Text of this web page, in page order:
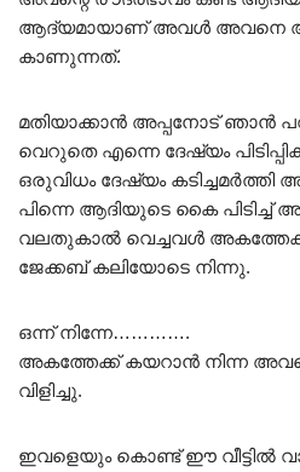
ആദ്യമായാണ് അവൾ അവനെ
കാണുന്നത്.
മതിയാക്കാൻ അപ്പനോട് ഞാൻ
വെറുതെ എന്നെ ദേഷ്യം
ഒരുവിധം ദേഷ്യം കടിച്ചമർത്തി
പിന്നെ ആദിയുടെ കൈ പിടിച്ച്
വലതുകാൽ വെച്ചവൾ
ജേക്കബ് കലിയോടെ നിന്നു.
ഒന്ന് നിന്നേ………….
അകത്തേക്ക് കയറാൻ നിന്ന
വിളിച്ചു.
ഇവളെയും കൊണ്ട് ഈ വീട്ടിൽ